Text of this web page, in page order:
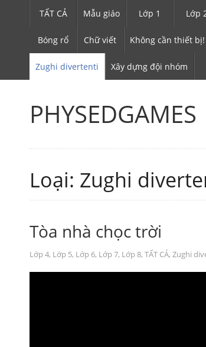
TẤT CẢ Mẫu giáo Lớp 1 Lớp
Bóng rổ Chữ viết Không cần thiết bị!
Zughi divertenti Xây dựng đội nhóm
PHYSEDGAMES
Loại: Zughi
Tòa nhà chọc trời
Lớp 4, Lớp 5, Lớp 6, Lớp 7, Lớp 8, TẤT CẢ, Zughi